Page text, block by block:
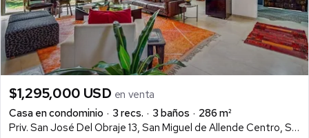
$1,295,000 USD en venta
Casa en condominio
3 recs. 3 baños
286 m²
Priv. San José Del Obraje 13, San Miguel de Allende Centro, San Miguel de Allende